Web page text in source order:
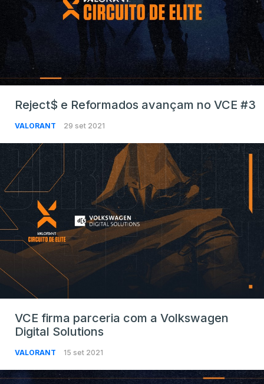
Reject$ e Reformados avançam no VCE #3
VALORANT 29 set 2021
VCE firma parceria com a Volkswagen
Digital Solutions
VALORANT 15 set 2021